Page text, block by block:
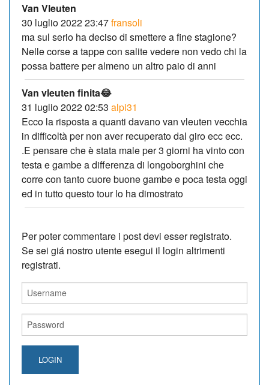
Van Vleuten
30 luglio 2022 23:47fransoli
ma sul serio ha deciso di smettere a fine stagione?
Nelle corse a tappe con salite vedere non vedo chi la
possa battere per almeno un altro paio di anni
Van vleuten finita😂
31 luglio 2022 02:53 alpi31
Ecco la risposta a quanti davano van vleuten vecchia
in difficoltà per non aver recuperato dal giro ecc ecc.
.E pensare che è stata male per 3 giorni ha vinto con
testa e gambe a differenza di longoborghini che
corre con tanto cuore buone gambe e poca testa oggi
ed in tutto questo tour lo ha dimostrato
Per poter commentare i post devi esser registrato.
Se sei giá nostro utente esegui il login altrimenti
registrati.
LOGIN